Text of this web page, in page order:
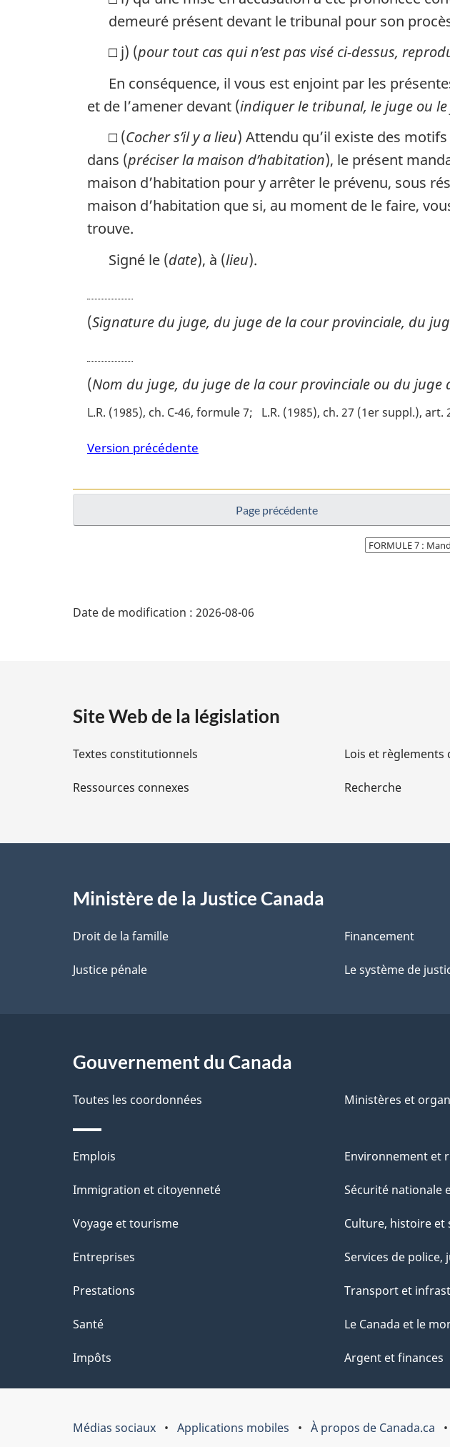
demeuré présent devant le tribunal pour son
□ j) (pour tout cas qui n’est pas visé ci-dessus,
En conséquence, il vous est enjoint par les
et de l’amener devant (indiquer le tribunal, le juge ou
□ (Cocher s’il y a lieu) Attendu qu’il existe des
dans (préciser la maison d’habitation), le présent
maison d’habitation pour y arrêter le prévenu, sous
maison d’habitation que si, au moment de le faire,
trouve.
Signé le (date), à (lieu).
(Signature du juge, du juge de la cour provinciale, du
(Nom du juge, du juge de la cour provinciale ou du juge
L.R. (1985), ch. C-46, formule 7 L.R. (1985), ch. 27 (1er suppl.), art.
Version précédente
Page précédente
Choisissez
la
i
l
s
l
a
p
e
Date de modification : 2026-08-06
Site Web de la législation
Textes constitutionnels
Ressources connexes
Lois et règlements
Recherche
Ministère de la Justice Canada
Droit de la famille
Justice pénale
Financement
Le système de
Gouvernement du Canada
Toutes les coordonnées Ministères et
Thèmes
et
Emplois
Immigration et citoyenneté
Voyage et tourisme
Entreprises
Prestations
Santé
Impôts
Environnement et
Sécurité nationale
Culture, histoire et
Services de police,
Transport et
Le Canada et le
Argent et finances
Médias sociaux Applications mobiles À propos de Canada.ca